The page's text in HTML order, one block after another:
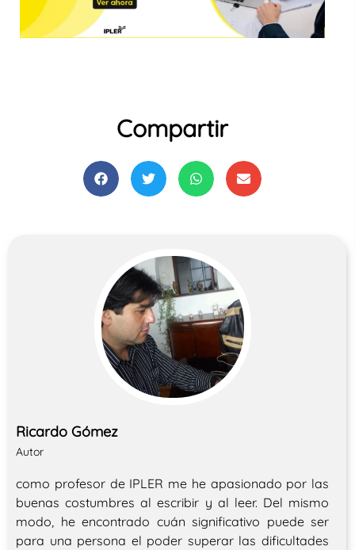
Compartir
Ricardo Gómez
Autor
como profesor de IPLER me he apasionado por las
buenas costumbres al escribir y al leer. Del mismo
modo, he encontrado cuán significativo puede ser
para una persona el poder superar las dificultades